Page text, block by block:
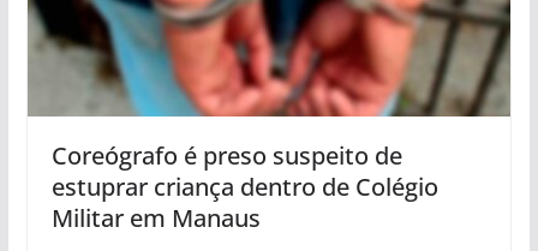
Coreógrafo é preso suspeito de
estuprar criança dentro de Colégio
Militar em Manaus